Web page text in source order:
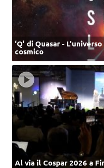
‘Q’ di Quasar -
cosmico
Al via il Cospar 2026 a